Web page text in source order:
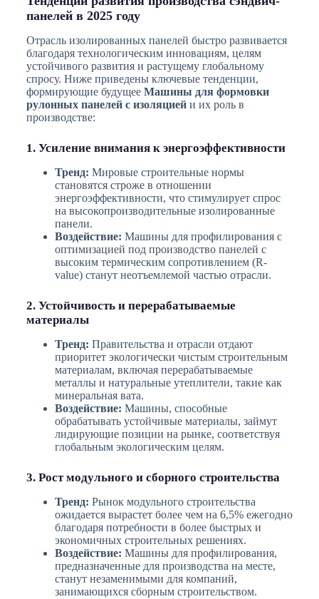
панелей в 2025 году
Отрасль изолированных панелей быстро развивается
благодаря технологическим инновациям, целям
устойчивого развития и растущему глобальному
спросу. Ниже приведены ключевые тенденции,
формирующие будущее Машины для формовки
рулонных панелей с изоляциейи их роль в
производстве:
1. Усиление внимания к энергоэффективности
Тренд: Мировые строительные нормы
становятся строже в отношении
энергоэффективности, что стимулирует спрос
на высокопроизводительные изолированные
панели.
Воздействие: Машины для профилирования с
оптимизацией под производство панелей с
высоким термическим сопротивлением (R-
value) станут неотъемлемой частью отрасли.
2. Устойчивость и перерабатываемые
материалы
Тренд: Правительства и отрасли отдают
приоритет экологически чистым строительным
материалам, включая перерабатываемые
металлы и натуральные утеплители, такие как
минеральная вата.
Воздействие: Машины, способные
обрабатывать устойчивые материалы, займут
лидирующие позиции на рынке, соответствуя
глобальным экологическим целям.
3. Рост модульного и сборного строительства
Тренд: Рынок модульного строительства
ожидается вырастет более чем на 6,5% ежегодно
благодаря потребности в более быстрых и
экономичных строительных решениях.
Воздействие: Машины для профилирования,
предназначенные для производства на месте,
станут незаменимыми для компаний,
занимающихся сборным строительством.